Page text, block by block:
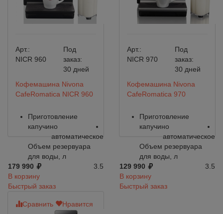
Арт.:
NICR 960
Под
заказ:
30 дней
Кофемашина Nivona
CafeRomatica NICR 960
Приготовление
капучино
автоматическое
Объем резервуара
для воды, л
3.5
179 990
В корзину
Быстрый заказ
Арт.:
NICR 970
Под
заказ:
30 дней
Кофемашина Nivona
CafeRomatica 970
Приготовление
капучино
автоматическое
Объем резервуара
для воды, л
3.5
129 990
В корзину
Быстрый заказ
Сравнить Нравится